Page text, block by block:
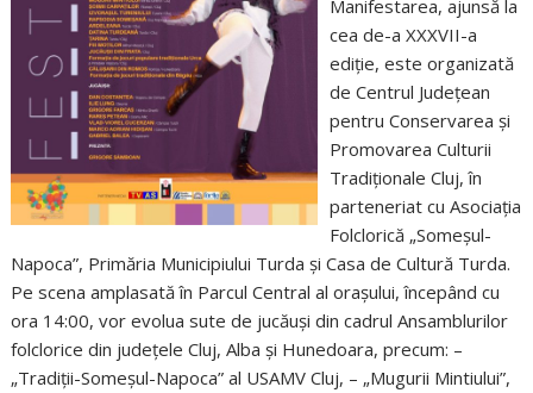
Manifestarea, ajunsă la
cea de-a XXXVII-a
ediție, este organizată
de Centrul Județean
pentru Conservarea și
Promovarea Culturii
Tradiționale Cluj, în
parteneriat cu Asociația
Folclorică „Someșul-
Napoca”, Primăria Municipiului Turda și Casa de Cultură Turda.
Pe scena amplasată în Parcul Central al orașului, începând cu
ora 14:00, vor evolua sute de jucăuși din cadrul Ansamblurilor
folclorice din județele Cluj, Alba și Hunedoara, precum: –
„Tradiții-Someșul-Napoca” al USAMV Cluj, – „Mugurii Mintiului”,